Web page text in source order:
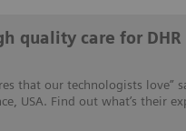
quality care for DHR
that our technologists love”
USA. Find out what’s their